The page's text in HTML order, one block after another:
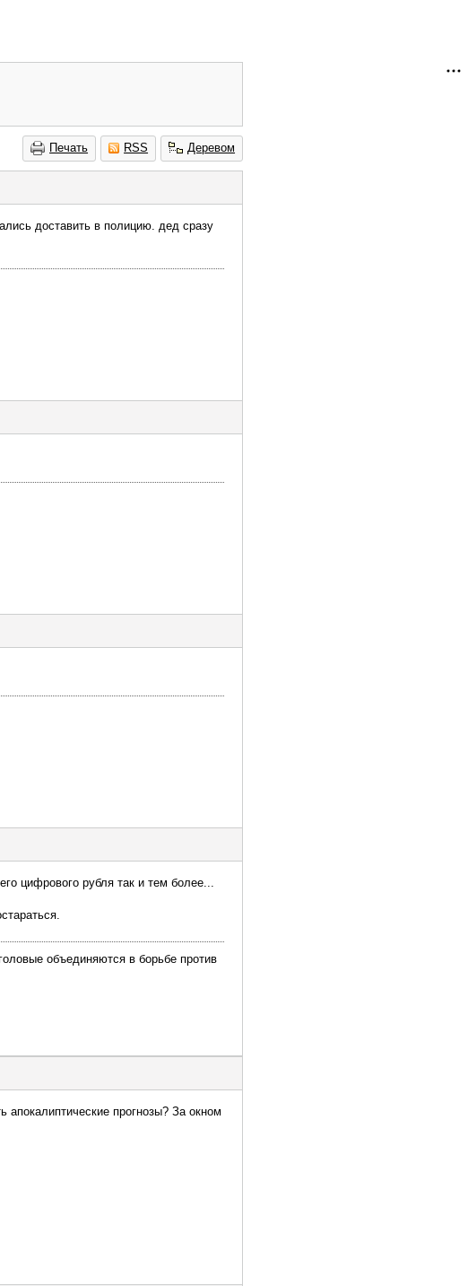
Печать RSS Деревом
доставить в полицию. дед сразу
цифрового рубля так и тем более...
объединяются в борьбе против
прогнозы? За окном